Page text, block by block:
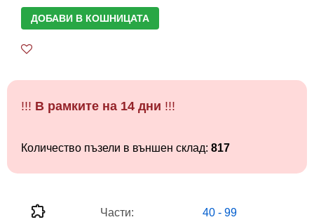
ДОБАВИ В КОШНИЦАТА
!!! В рамките на 14 дни !!!
Количество пъзели в външен склад: 817
Части: 40 - 99